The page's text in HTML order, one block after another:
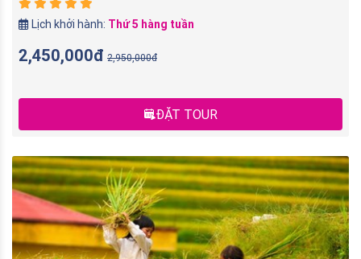
Lịch khởi hành: Thứ 5 hàng tuần
2,450,000đ 2,950,000đ
ĐẶT TOUR